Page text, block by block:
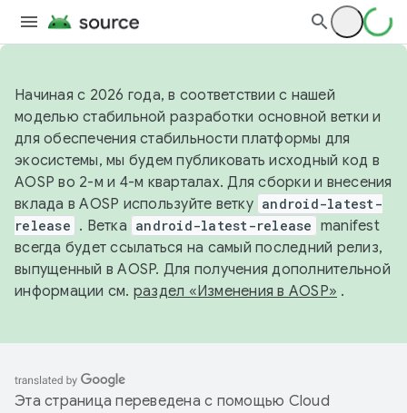
Начиная с 2026 года, в соответствии с нашей
моделью стабильной разработки основной ветки и
для обеспечения стабильности платформы для
экосистемы, мы будем публиковать исходный код в
AOSP во 2-м и 4-м кварталах. Для сборки и внесения
вклада в AOSP используйте ветку android-latest-
release . Ветка android-latest-release manifest
всегда будет ссылаться на самый последний релиз,
выпущенный в AOSP. Для получения дополнительной
информации см. раздел «Изменения в AOSP» .
Эта страница переведена с помощью Cloud